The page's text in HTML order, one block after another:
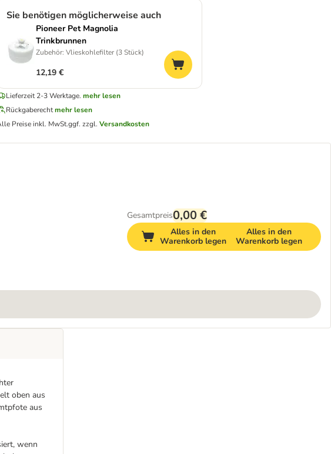
Sie benötigen möglicherweise auch
Pioneer Pet Magnolia
Trinkbrunnen
Zubehör: Vlieskohlefilter (3 Stück)
12,19 €
Lieferzeit 2-3 Werktage. mehr lesen
Rückgaberechtmehr lesen
Preise inkl. MwSt.ggf. zzgl.Versandkosten
Gesamtpreis0,00 €
Alles in den
Warenkorb legen
Alles in den
Warenkorb legen
oben aus
aus
wenn